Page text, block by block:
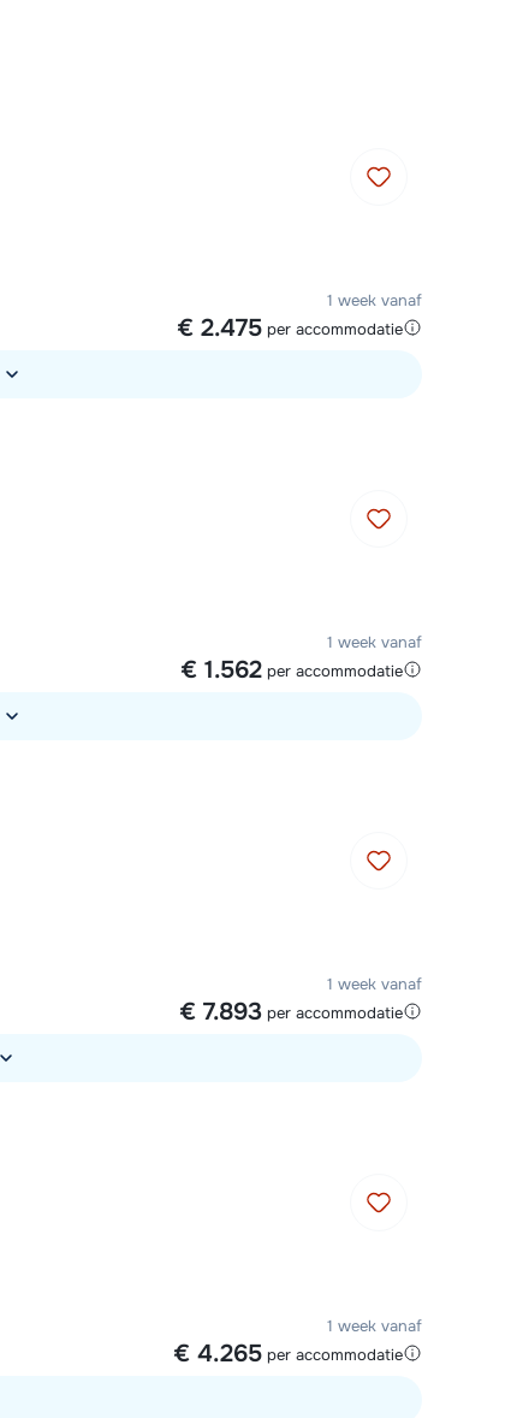
1 week vanaf
€ 2.475 per accommodatie
1 week vanaf
€ 1.562 per accommodatie
1 week vanaf
€ 7.893 per accommodatie
1 week vanaf
€ 4.265 per accommodatie